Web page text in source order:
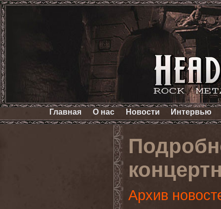
Главная О нас Новости Интервью
Архив